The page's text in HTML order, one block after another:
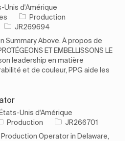
Unis d'Amérique
Catégorie
Production
ID de l’emploi
JR269694
Summary Above. À propos de
ET EMBELLISSONS LE
leadership en matière
et de couleur, PPG aide les
Unis d'Amérique
Catégorie
Production ID de l’emploi
JR266701
Operator in Delaware,